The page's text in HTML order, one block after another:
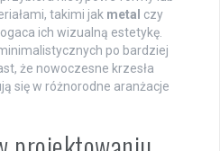
takimi jak metal czy
ich wizualną estetykę.
po bardziej
że nowoczesne krzesła
się w różnorodne aranżacje